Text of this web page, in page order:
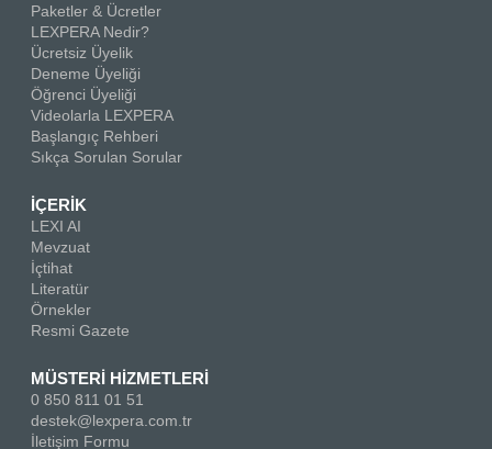
Paketler & Ücretler
LEXPERA Nedir?
Ücretsiz Üyelik
Deneme Üyeliği
Öğrenci Üyeliği
Videolarla LEXPERA
Başlangıç Rehberi
Sıkça Sorulan Sorular
İÇERİK
LEXI AI
Mevzuat
İçtihat
Literatür
Örnekler
Resmi Gazete
MÜSTERİ HİZMETLERİ
0 850 811 01 51
destek@lexpera.com.tr
İletişim Formu